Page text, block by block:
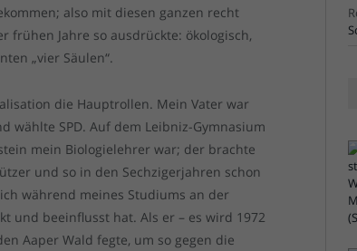
also mit diesen ganzen recht
frühen Jahre so ausdrückte: ökologisch,
„vier Säulen“.
die Hauptrollen. Mein Vater war
wählte SPD. Auf dem Leibniz-Gymnasium
mein Biologielehrer war; der brachte
und so in den Sechzigerjahren schon
während meines Studiums an der
und beeinflusst hat. Als er – es wird 1972
Aaper Wald fegte, um so gegen die